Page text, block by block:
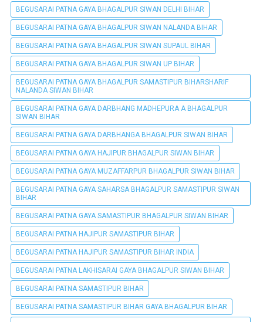
BEGUSARAI PATNA GAYA BHAGALPUR SIWAN DELHI BIHAR
BEGUSARAI PATNA GAYA BHAGALPUR SIWAN NALANDA BIHAR
BEGUSARAI PATNA GAYA BHAGALPUR SIWAN SUPAUL BIHAR
BEGUSARAI PATNA GAYA BHAGALPUR SIWAN UP BIHAR
BEGUSARAI PATNA GAYA BHAGALPUR SAMASTIPUR BIHARSHARIF
NALANDA SIWAN BIHAR
BEGUSARAI PATNA GAYA DARBHANG MADHEPURA A BHAGALPUR
SIWAN BIHAR
BEGUSARAI PATNA GAYA DARBHANGA BHAGALPUR SIWAN BIHAR
BEGUSARAI PATNA GAYA HAJIPUR BHAGALPUR SIWAN BIHAR
BEGUSARAI PATNA GAYA MUZAFFARPUR BHAGALPUR SIWAN BIHAR
BEGUSARAI PATNA GAYA SAHARSA BHAGALPUR SAMASTIPUR SIWAN
BIHAR
BEGUSARAI PATNA GAYA SAMASTIPUR BHAGALPUR SIWAN BIHAR
BEGUSARAI PATNA HAJIPUR SAMASTIPUR BIHAR
BEGUSARAI PATNA HAJIPUR SAMASTIPUR BIHAR INDIA
BEGUSARAI PATNA LAKHISARAI GAYA BHAGALPUR SIWAN BIHAR
BEGUSARAI PATNA SAMASTIPUR BIHAR
BEGUSARAI PATNA SAMASTIPUR BIHAR GAYA BHAGALPUR BIHAR